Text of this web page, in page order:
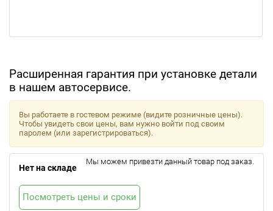
Расширенная гарантия при установке детали
в нашем автосервисе.
Вы работаете в гостевом режиме (видите розничные цены).
Чтобы увидеть свои цены, вам нужно войти под своим
паролем (или зарегистрироваться).
Нет на складе
Мы можем привезти данный товар под заказ.
Посмотреть цены и сроки